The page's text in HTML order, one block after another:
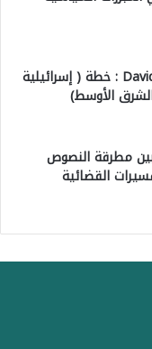
ممر داوود David’s Corrido : خطة ( إسرائيلية
الأوسط)
بين مطرقة النصوص
القضائية